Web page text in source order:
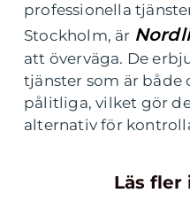
professionella
Stockholm, är
att överväga. De
tjänster som är både
pålitliga, vilket gör
alternativ för
Läs fler